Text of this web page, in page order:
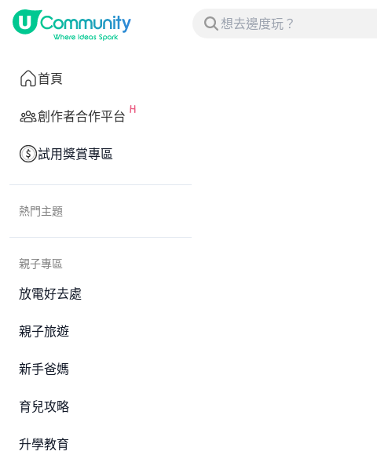
首頁
創作者合作平台
試用獎賞專區
熱門主題
親子專區
放電好去處
親子旅遊
新手爸媽
育兒攻略
升學教育